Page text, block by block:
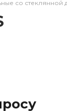
со стеклянной